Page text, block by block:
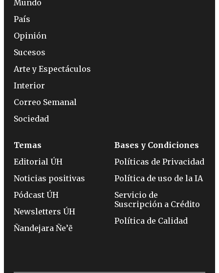
Mundo
País
Opinión
Sucesos
Arte y Espectáculos
Interior
Correo Semanal
Sociedad
Temas
Editorial ÚH
Noticias positivas
Pódcast ÚH
Newsletters ÚH
Ñandejara Ñe’ẽ
Bases y Condiciones
Políticas de Privacidad
Política de uso de la IA
Servicio de
Suscripción a Crédito
Política de Calidad